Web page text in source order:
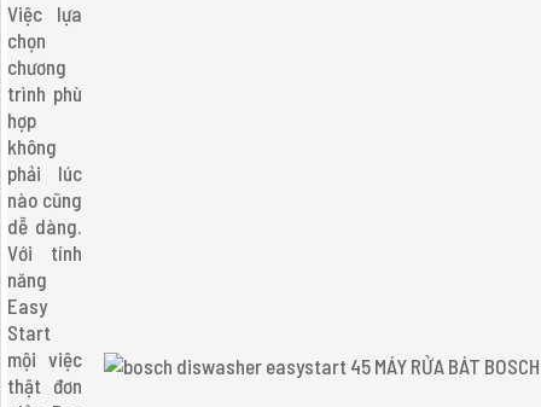
Việc lựa
chọn
chương
trình phù
hợp
không
phải lúc
nào cũng
dễ dàng.
Với tính
năng
Easy
Start
mội việc
thật đơn